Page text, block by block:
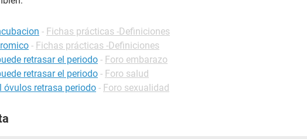
- Fichas prácticas -Definiciones
- Fichas prácticas -Definiciones
retrasar el periodo - Foro embarazo
retrasar el periodo - Foro salud
óvulos retrasa periodo - Foro sexualidad